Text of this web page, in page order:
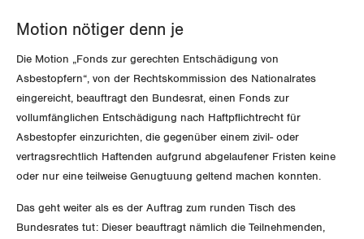
Nidwalden
Obwalden
Schaffhausen
Schwyz
St. Gallen-Appenzell
Solothurn
Motion nötiger denn je
Die Motion „Fonds zur gerechten Entschädigung von
Asbestopfern“, von der Rechtskommission des Nationalrates
eingereicht, beauftragt den Bundesrat, einen Fonds zur
vollumfänglichen Entschädigung nach Haftpflichtrecht für
Asbestopfer einzurichten, die gegenüber einem zivil- oder
vertragsrechtlich Haftenden aufgrund abgelaufener Fristen keine
oder nur eine teilweise Genugtuung geltend machen konnten.
Das geht weiter als es der Auftrag zum runden Tisch des
Bundesrates tut: Dieser beauftragt nämlich die Teilnehmenden,